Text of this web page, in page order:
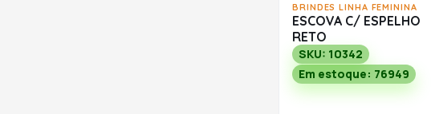
BRINDES LINHA FEMININA
ESCOVA C/ ESPELHO
RETO
SKU: 10342
Em estoque: 76949